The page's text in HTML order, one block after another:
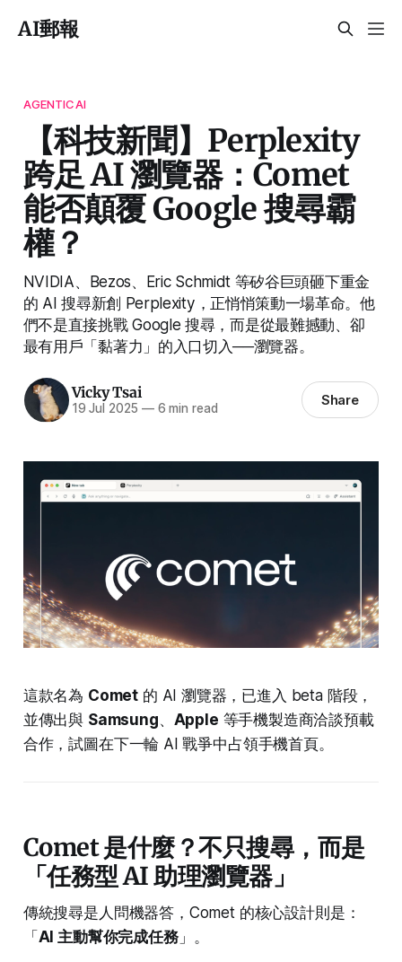
AI郵報
AGENTICAI
【科技新聞】Perplexity
跨足 AI 瀏覽器：Comet
能否顛覆 Google 搜尋霸
權？
NVIDIA、Bezos、Eric Schmidt 等矽谷巨頭砸下重金
的 AI 搜尋新創 Perplexity，正悄悄策動一場革命。他
們不是直接挑戰 Google 搜尋，而是從最難撼動、卻
最有用戶「黏著力」的入口切入──瀏覽器。
Vicky Tsai
19 Jul 2025 —6 min read Share
這款名為 Comet 的 AI 瀏覽器，已進入 beta 階段，
並傳出與 Samsung、 Apple 等手機製造商洽談預載
合作，試圖在下一輪 AI 戰爭中占領手機首頁。
Comet 是什麼？不只搜尋，而是
「任務型 AI 助理瀏覽器」
傳統搜尋是人問機器答，Comet 的核心設計則是：
「 AI 主動幫你完成任務」。